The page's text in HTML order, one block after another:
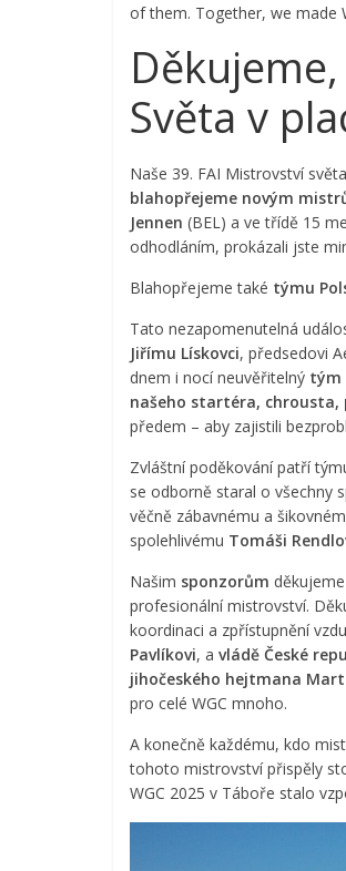
of them. Together, we made
Světa v
Naše 39. FAI Mistrovství
blahopřejeme novým
Jennen (BEL) a ve třídě 15
odhodláním, prokázali jste
Blahopřejeme také týmu
Tato nezapomenutelná
Jiřímu Lískovci, předsedovi
dnem i nocí neuvěřitelný tým
našeho startéra, chrousta,
předem – aby zajistili
Zvláštní poděkování patří
se odborně staral o všechny
věčně zábavnému a
spolehlivému Tomáši
Našim sponzorům
profesionální mistrovství.
koordinaci a zpřístupnění
Pavlíkovi, a vládě České
jihočeského hejtmana
pro celé WGC mnoho.
A konečně každému, kdo
tohoto mistrovství přispěly
WGC 2025 v Táboře stalo